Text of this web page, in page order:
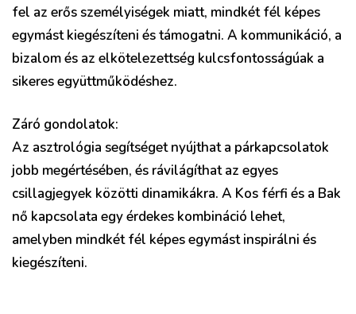
fel az erős személyiségek miatt, mindkét fél képes
egymást kiegészíteni és támogatni. A kommunikáció, a
bizalom és az elkötelezettség kulcsfontosságúak a
sikeres együttműködéshez.
Záró gondolatok:
Az asztrológia segítséget nyújthat a párkapcsolatok
jobb megértésében, és rávilágíthat az egyes
csillagjegyek közötti dinamikákra. A Kos férfi és a Bak
nő kapcsolata egy érdekes kombináció lehet,
amelyben mindkét fél képes egymást inspirálni és
kiegészíteni.